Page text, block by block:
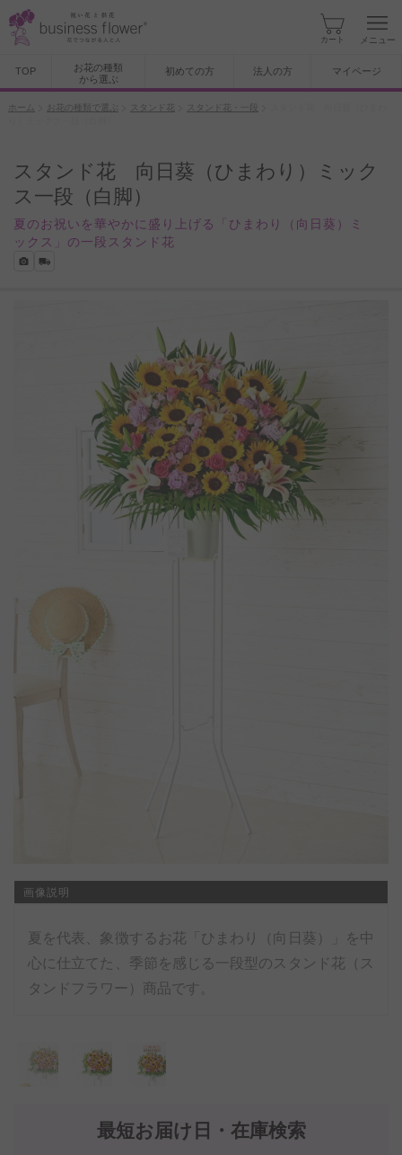
カート メニュー
TOP
お花の種類
から選ぶ
初めての方 法人の方 マイページ
ホーム お花の種類で選ぶ スタンド花 スタンド花・一段
スタンド花 向日葵（ひまわり）ミック
ス一段（白脚）
夏のお祝いを華やかに盛り上げる「ひまわり（向日葵）ミ
ックス」の一段スタンド花
最短お届け日・在庫検索
画像説明
夏を代表、象徴するお花「ひまわり（向日葵）」を中
心に仕立てた、季節を感じる一段型のスタンド花（ス
タンドフラワー）商品です。